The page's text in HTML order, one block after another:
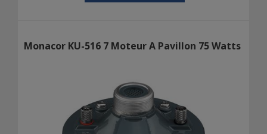
Monacor KU-516 7 Moteur A Pavillon 75 Watts